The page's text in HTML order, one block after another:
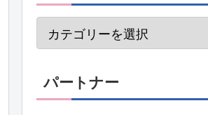
パートナー